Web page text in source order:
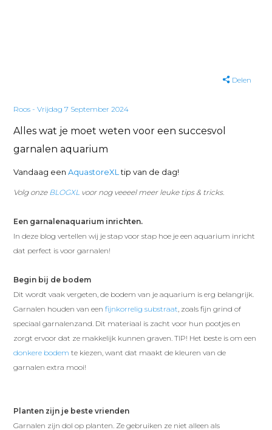
Delen
Roos - Vrijdag 7 September 2024
Alles wat je moet weten voor een succesvol
garnalen aquarium
Vandaag eenAquastoreXL tip van de dag!
Volg onze BLOGXL voor nog veeeel meer leuke tips & tricks.
Een garnalenaquarium inrichten.
In deze blog vertellen wij je stap voor stap hoe je een aquarium inricht
dat perfect is voor garnalen!
Begin bij de bodem
Dit wordt vaak vergeten, de bodem van je aquarium is erg belangrijk.
Garnalen houden van eenfijnkorrelig substraat , zoals fijn grind of
speciaal garnalenzand. Dit materiaal is zacht voor hun pootjes en
zorgt ervoor dat ze makkelijk kunnen graven. TIP! Het beste is om een
donkere bodem te kiezen, want dat maakt de kleuren van de
garnalen extra mooi!
Planten zijn je beste vrienden
Garnalen zijn dol op planten. Ze gebruiken ze niet alleen als